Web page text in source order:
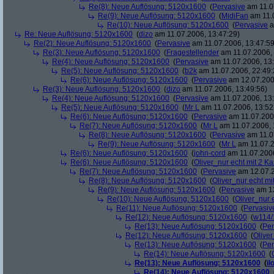
Re(8): Neue Auflösung: 5120x1600 (Pervasive am
Re(9): Neue Auflösung: 5120x1600 (MidiFan am
Re(10): Neue Auflösung: 5120x1600 (Pervasive
Re: Neue Auflösung: 5120x1600 (dizo am 11.07.2006, 13:47:29)
Re(2): Neue Auflösung: 5120x1600 (Pervasive am 11.07.2006,
Re(3): Neue Auflösung: 5120x1600 (Fragestellender am
Re(4): Neue Auflösung: 5120x1600 (Pervasive am 11.07.2006,
Re(5): Neue Auflösung: 5120x1600 (b2k am 11.07.2006,
Re(6): Neue Auflösung: 5120x1600 (Pervasive am
Re(3): Neue Auflösung: 5120x1600 (dizo am 11.07.2006, 13:49:56)
Re(4): Neue Auflösung: 5120x1600 (Pervasive am 11.07.2006,
Re(5): Neue Auflösung: 5120x1600 (Mr L am 11.07.2006,
Re(6): Neue Auflösung: 5120x1600 (Pervasive am
Re(7): Neue Auflösung: 5120x1600 (Mr L am 11.07.2006,
Re(8): Neue Auflösung: 5120x1600 (Pervasive am
Re(9): Neue Auflösung: 5120x1600 (Mr L am
Re(6): Neue Auflösung: 5120x1600 (john-cord am
Re(6): Neue Auflösung: 5120x1600 (Oliver_nur echt mit 2
Re(7): Neue Auflösung: 5120x1600 (Pervasive am
Re(8): Neue Auflösung: 5120x1600 (Oliver_nur echt
Re(9): Neue Auflösung: 5120x1600 (Pervasive am
Re(10): Neue Auflösung: 5120x1600 (Oliver_nur
Re(11): Neue Auflösung: 5120x1600 (
Re(12): Neue Auflösung: 5120x1600 (
Re(13): Neue Auflösung: 5120x1600 (
Re(12): Neue Auflösung: 5120x1600 (
Re(13): Neue Auflösung: 5120x1600 (
Re(14): Neue Auflösung: 5120x1600 (
Re(13): Neue Auflösung: 5120x1600 (
Re(14): Neue Auflösung: 5120x1600